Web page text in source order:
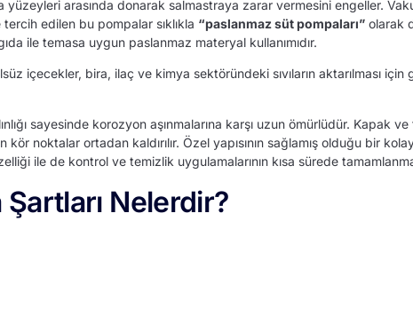
arasında donarak salmastraya zarar vermesini engeller.
edilen bu pompalar sıklıkla “paslanmaz süt pompaları” olarak
ile temasa uygun paslanmaz materyal kullanımıdır.
içecekler, bira, ilaç ve kimya sektöründeki sıvıların aktarılması için
sayesinde korozyon aşınmalarına karşı uzun ömürlüdür. Kapak ve
ortadan kaldırılır. Özel yapısının sağlamış olduğu bir
ile de kontrol ve temizlik uygulamalarının kısa sürede
Nelerdir?